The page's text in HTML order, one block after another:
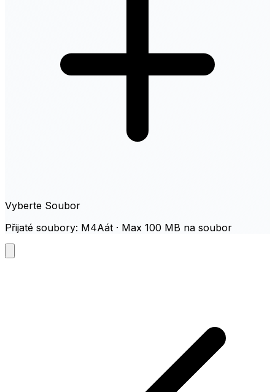
Vyberte Soubor
Přijaté soubory: M4Aát · Max 100 MB na soubor